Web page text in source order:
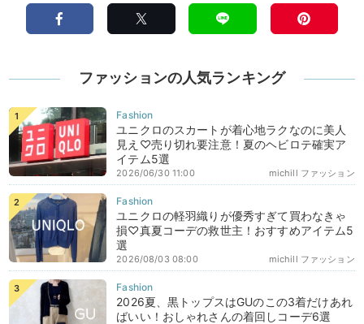
ファッションの人気ランキング
ユニクロのスカートが着心地ラクなのに美人
見え♡売り切れ要注意！夏のヘビロテ確実ア
イテム5選
michill ファッション
2026/06/30 11:00
ユニクロの軽羽織りが優秀すぎて買わなきゃ
損♡真夏コーデの救世主！おすすめアイテム5
選
michill ファッション
2026/08/03 08:00
2026夏、黒トップスはGUのこの3着だけあれ
ばいい！おしゃれさんの着回しコーデ6選